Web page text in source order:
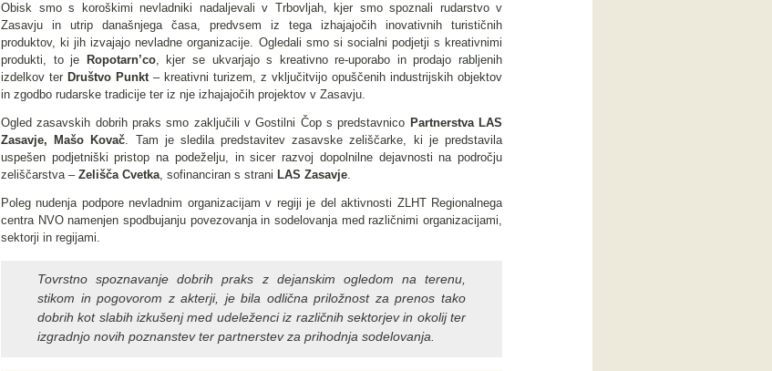
Obisk smo s koroškimi nevladniki nadaljevali v Trbovljah, kjer smo spoznali rudarstvo v
Zasavju in utrip današnjega časa, predvsem iz tega izhajajočih inovativnih turističnih
produktov, ki jih izvajajo nevladne organizacije. Ogledali smo si socialni podjetji s kreativnimi
produkti, to je
Ropotarn’co, kjer se ukvarjajo s kreativno re-uporabo in prodajo rabljenih
izdelkov ter Društvo Punkt– kreativni turizem, z vključitvijo opuščenih industrijskih objektov
in zgodbo rudarske tradicije ter iz nje izhajajočih projektov v Zasavju.
Ogled zasavskih dobrih praks smo zaključili v Gostilni Čop s predstavnico Partnerstva LAS
Zasavje, Mašo Kovač. Tam je sledila predstavitev zasavske zeliščarke, ki je predstavila
uspešen podjetniški pristop na podeželju, in sicer razvoj dopolnilne dejavnosti na področju
zeliščarstva – Zelišča Cvetka, sofinanciran s strani LAS Zasavje.
Poleg nudenja podpore nevladnim organizacijam v regiji je del aktivnosti ZLHT Regionalnega
centra NVO namenjen spodbujanju povezovanja in sodelovanja med različnimi organizacijami,
sektorji in regijami.
Tovrstno spoznavanje dobrih praks z dejanskim ogledom na terenu,
stikom in pogovorom z akterji, je bila odlična priložnost za prenos tako
dobrih kot slabih izkušenj med udeleženci iz različnih sektorjev in okolij ter
izgradnjo novih poznanstev ter partnerstev za prihodnja sodelovanja.